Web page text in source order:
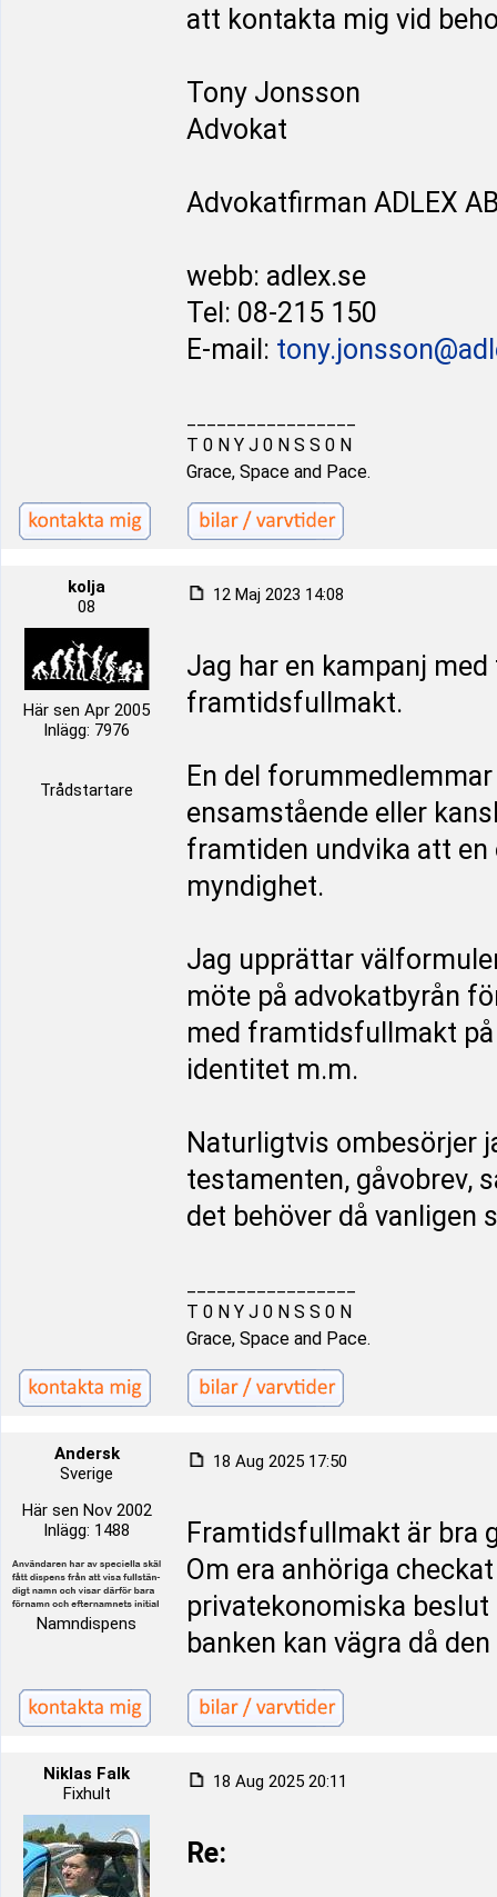
att kontakta mig vid
Tony Jonsson
Advokat
Advokatfirman ADLEX
webb: adlex.se
Tel: 08-215 150
E-mail:
T 0 N Y J 0 N S S 0 N
Grace, Space and Pace.
kolja
08
Här sen Apr 2005
Inlägg: 7976
Trådstartare
12 Maj 2023 14:08
Jag har en kampanj
framtidsfullmakt.
En del
ensamstående eller
framtiden undvika att
myndighet.
Jag upprättar
möte på advokatbyrån
med framtidsfullmakt
identitet m.m.
Naturligtvis ombesörjer
testamenten, gåvobrev,
det behöver då vanligen
T 0 N Y J 0 N S S 0 N
Grace, Space and Pace.
Andersk
Sverige
Här sen Nov 2002
Inlägg: 1488
Namndispens
18 Aug 2025 17:50
Framtidsfullmakt är bra
Om era anhöriga
privatekonomiska
banken kan vägra då
Niklas Falk
Fixhult
18 Aug 2025 20:11
Re: